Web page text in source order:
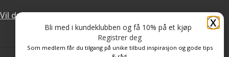
Vil du leie hos oss?
X
Bli med i kundeklubben og få 10% på et kjøp
Registrer deg
Som medlem får du tilgang på unike tilbud inspirasjon og gode tips